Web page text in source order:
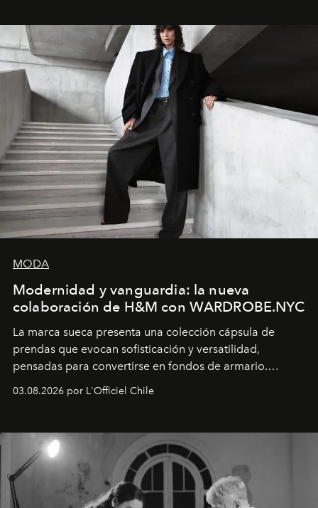
y la filosofía detrás de la propuesta.
MODA
Modernidad y vanguardia: la nueva
colaboración de H&M con WARDROBE.NYC
La marca sueca presenta una colección cápsula de
prendas que evocan sofisticación y versatilidad,
pensadas para convertirse en fondos de armario.
Disponible en Chile desde el 6 de agosto.
03.08.2026 por L'Officiel Chile